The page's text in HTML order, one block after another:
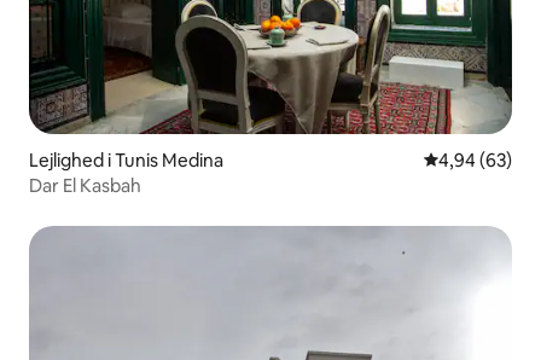
Lejlighed i Tunis Medina 4,94 ud af 5 i
4,94 (63)
Dar El Kasbah